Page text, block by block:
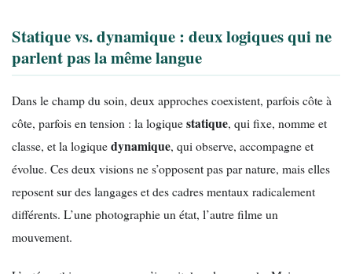
Statique vs. dynamique : deux logiques qui ne
parlent pas la même langue
Dans le champ du soin, deux approches coexistent, parfois côte à
côte, parfois en tension : la logiquestatique, qui fixe, nomme et
classe, et la logiquedynamique, qui observe, accompagne et
évolue. Ces deux visions ne s’opposent pas par nature, mais elles
reposent sur des langages et des cadres mentaux radicalement
différents. L’une photographie un état, l’autre filme un
mouvement.